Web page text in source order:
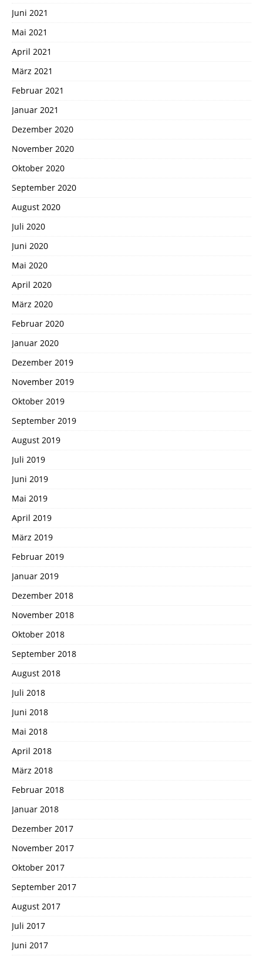
Juni 2021
Mai 2021
April 2021
März 2021
Februar 2021
Januar 2021
Dezember 2020
November 2020
Oktober 2020
September 2020
August 2020
Juli 2020
Juni 2020
Mai 2020
April 2020
März 2020
Februar 2020
Januar 2020
Dezember 2019
November 2019
Oktober 2019
September 2019
August 2019
Juli 2019
Juni 2019
Mai 2019
April 2019
März 2019
Februar 2019
Januar 2019
Dezember 2018
November 2018
Oktober 2018
September 2018
August 2018
Juli 2018
Juni 2018
Mai 2018
April 2018
März 2018
Februar 2018
Januar 2018
Dezember 2017
November 2017
Oktober 2017
September 2017
August 2017
Juli 2017
Juni 2017